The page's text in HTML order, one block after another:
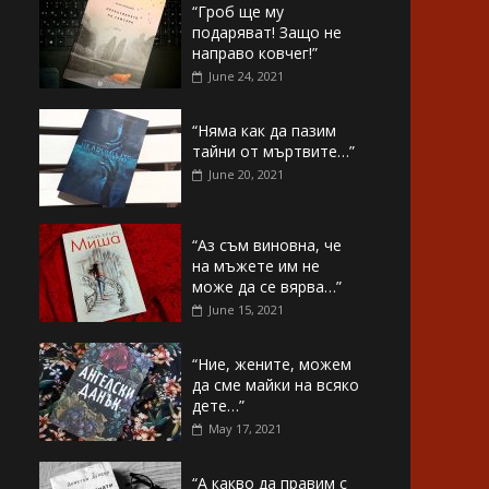
“Гроб ще му
подаряват! Защо не
направо ковчег!”
June 24, 2021
“Няма как да пазим
тайни от мъртвите…”
June 20, 2021
“Аз съм виновна, че
на мъжете им не
може да се вярва…”
June 15, 2021
“Ние, жените, можем
да сме майки на всяко
дете…”
May 17, 2021
“А какво да правим с